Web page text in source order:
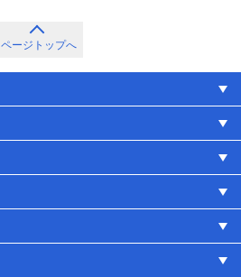
ページトップへ